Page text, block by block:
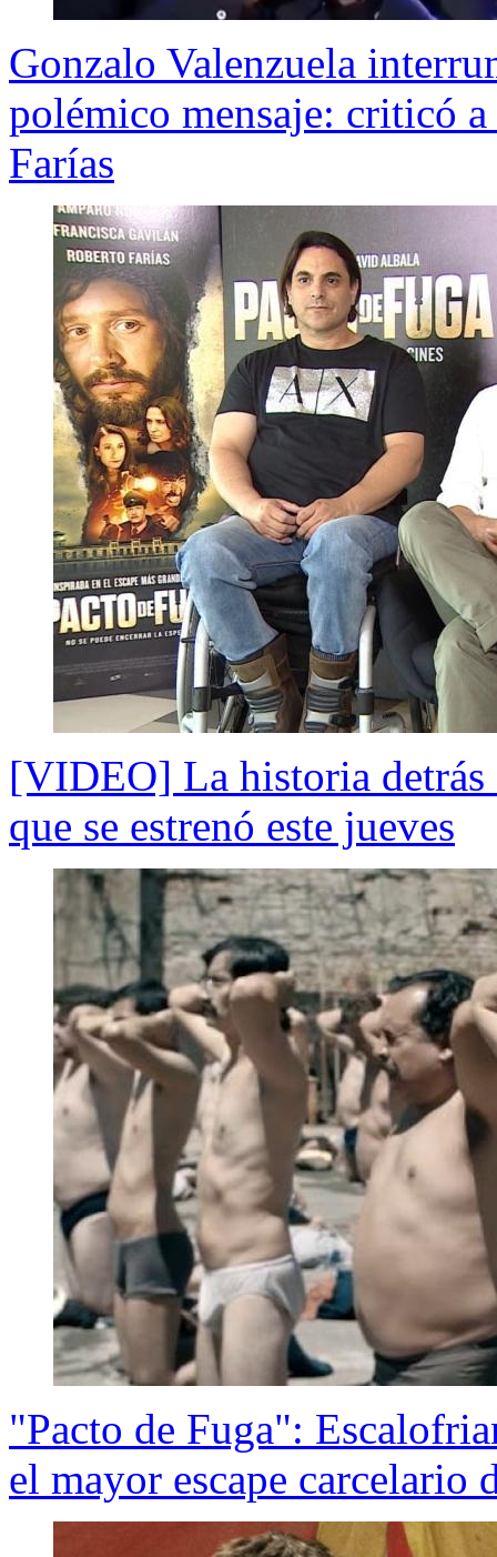
Gonzalo Valenzuela
polémico mensaje: criticó
Farías
[VIDEO] La historia
que se estrenó este jueves
"Pacto de Fuga":
el mayor escape carcelario